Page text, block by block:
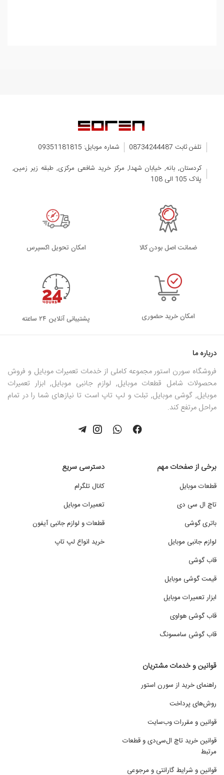
تلفن ثابت 08734244487
شماره موبایل: 09351181815
کردستان, بانه, خیابان شهدا, مرکز خرید شافعی مرکزی, طبقه زیر زمین,
پلاک 105 الی 108
ضمانت اصل بودن کالا اﻣﮑﺎن ﺗﺤﻮﯾﻞ اﮐﺴﭙﺮس
امکان خرید حضوری پشتیبانی آنلاین ۲۴ ساعته
درباره ما
فروشگاه سورن استور مجموعه کاملی از خدمات تعمیرات موبایل و فروش
محصولات شامل قطعات موبایل, لوازم جانبی موبایل, ابزار تعمیرات
موبایل, گوشی موبایل, تبلت و لپ تاپ است تا نیازهای شما را در تمام
مراحل مرتفع کند.
برخی از صفحات مهم
قطعات موبایل
تاچ ال سی دی
باتری گوشی
لوازم جانبی موبایل
قاب گوشی
قیمت گوشی موبایل
ابزار تعمیرات موبایل
قاب گوشی هواوی
قاب گوشی سامسونگ
دسترسی سریع
کانال تلگرام
تعمیرات موبایل
قطعات و لوازم جانبی آیفون
خرید انواع لپ تاپ
قوانین و خدمات مشتریان
راهنمای خرید از سورن استور
روش‌های پرداخت
قوانین و مقررات وب‌سایت
قوانین خرید تاچ ال‌سی‌دی و قطعات
مرتبط
قوانین و شرایط گارانتی و مرجوعی